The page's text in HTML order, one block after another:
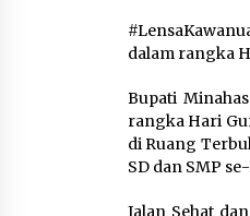
dalam rangka
Bupati
rangka Hari
di Ruang
SD dan SMP
Jalan Sehat